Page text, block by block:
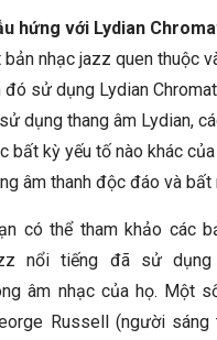
hứng với Lydian
bản nhạc jazz quen thuộc
đó sử dụng Lydian
dụng thang âm Lydian,
bất kỳ yếu tố nào khác
âm thanh độc đáo và bất
có thể tham khảo các
nổi tiếng đã sử dụng
âm nhạc của họ. Một
Russell (người sáng